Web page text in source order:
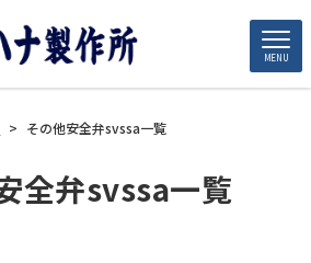
MENU
> その他安全弁svssa一覧
全弁svssa一覧